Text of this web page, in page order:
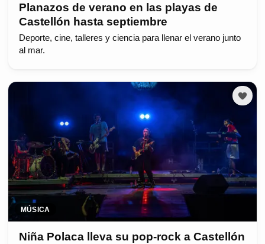
Planazos de verano en las playas de
Castellón hasta septiembre
Deporte, cine, talleres y ciencia para llenar el verano junto
al mar.
MÚSICA
Niña Polaca lleva su pop-rock a Castellón